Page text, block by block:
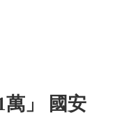
萬」 國安